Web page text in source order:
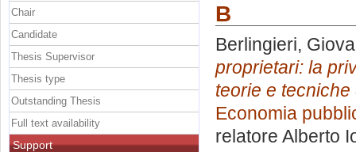
B
Berlingieri,
proprietari: la
teorie e
Economia
relatore Alberto
Chair
Candidate
Thesis Supervisor
Thesis type
Outstanding Thesis
Full text availability
Support